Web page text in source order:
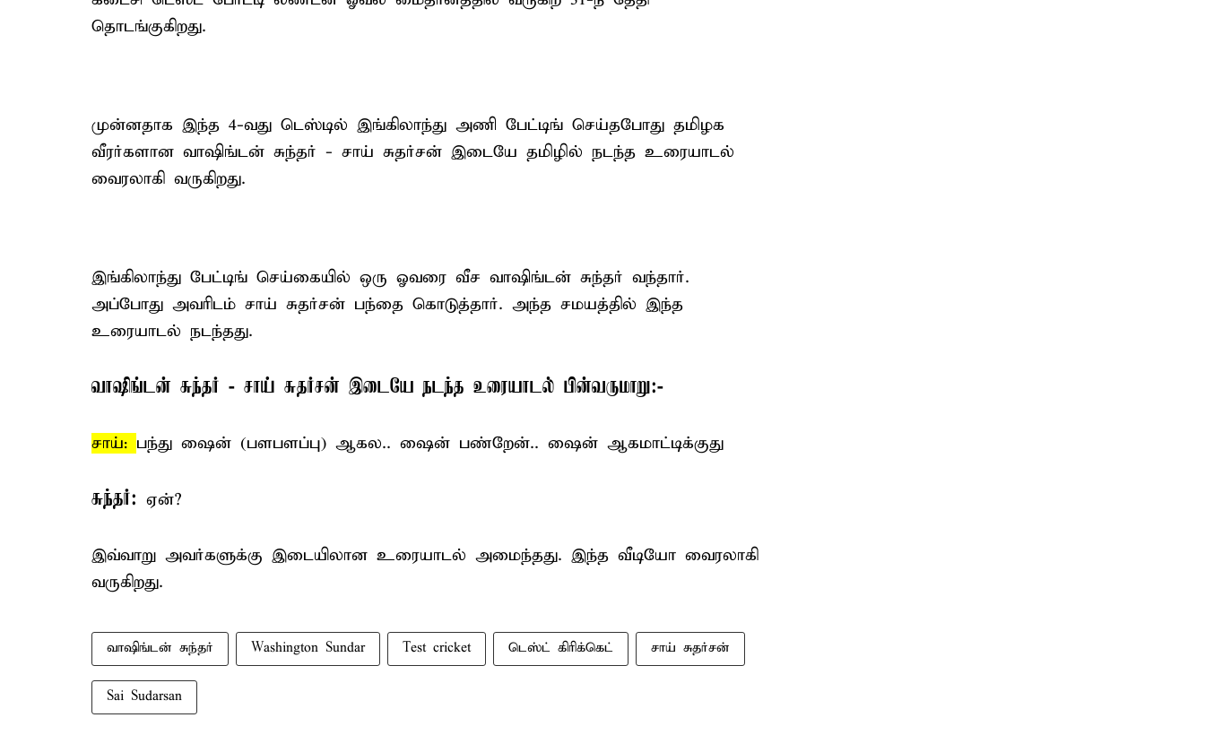
தொடங்குகிறது.
முன்னதாக இந்த 4-வது டெஸ்டில் இங்கிலாந்து அணி பேட்டிங் செய்தபோது தமிழக
வீரர்களான வாஷிங்டன் சுந்தர் - சாய் சுதர்சன் இடையே தமிழில் நடந்த உரையாடல்
வைரலாகி வருகிறது.
இங்கிலாந்து பேட்டிங் செய்கையில் ஒரு ஓவரை வீச வாஷிங்டன் சுந்தர் வந்தார்.
அப்போது அவரிடம் சாய் சுதர்சன் பந்தை கொடுத்தார். அந்த சமயத்தில் இந்த
உரையாடல் நடந்தது.
வாஷிங்டன் சுந்தர் - சாய் சுதர்சன் இடையே நடந்த உரையாடல் பின்வருமாறு:-
சாய்: பந்து ஷைன் (பளபளப்பு) ஆகல.. ஷைன் பண்றேன்.. ஷைன் ஆகமாட்டிக்குது
சுந்தர்: ஏன்?
இவ்வாறு அவர்களுக்கு இடையிலான உரையாடல் அமைந்தது. இந்த வீடியோ வைரலாகி
வருகிறது.
வாஷிங்டன் சுந்தர் Washington Sundar Test cricket டெஸ்ட் கிரிக்கெட் சாய் சுதர்சன்
Sai Sudarsan